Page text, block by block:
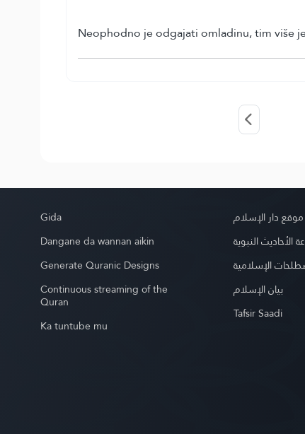
Neophodno je odgajati omladinu, tim više
Gida
Dangane da wannan aikin
Generate Quranic Designs
Continuous streaming of the
Quran
Ka tuntube mu
موقع دار الإسلام
النبوية
الإسلامية
بيان الإسلام
Tafsir Saadi